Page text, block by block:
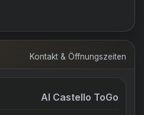
Kontakt & Öffnungszeiten
Al Castello ToGo